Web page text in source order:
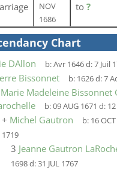
NOV
1686
to ?
Chart
DAllon b:Avr 1646d:7 Juil
Bissonnet b: 1626d:7
Marie Madeleine Bissonnet
b:09 AUG 1671 d:
+ Michel Gautron b: 16
1719
3 Jeanne Gautron
1698d:31 JUL 1767